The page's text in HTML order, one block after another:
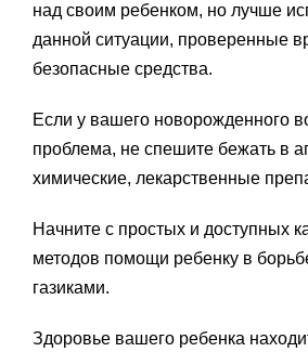
над своим ребенком, но лучше
данной ситуации, проверенные
безопасные средства.
Если у вашего новорожденного
проблема, не спешите бежать в
химические, лекарственные
Начните с простых и доступных
методов помощи ребенку в
газиками.
Здоровье вашего ребенка